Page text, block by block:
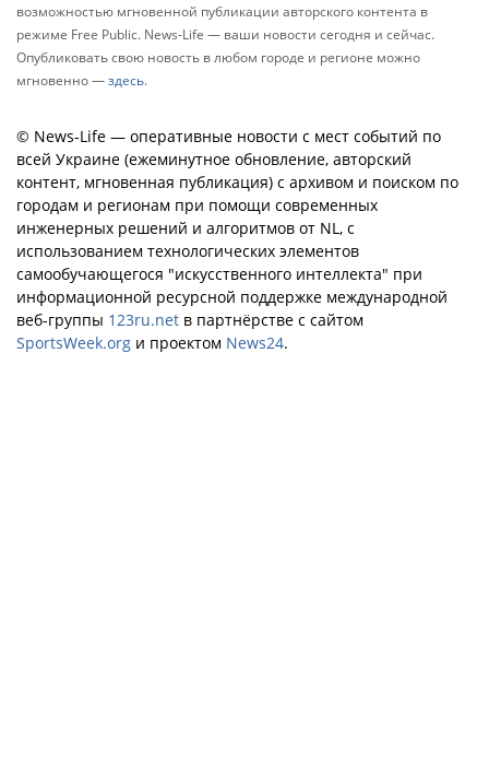
возможностью мгновенной публикации авторского контента в
режиме Free Public. News-Life — ваши новости сегодня и сейчас.
Опубликовать свою новость в любом городе и регионе можно
мгновенно —здесь.
© News-Life — оперативные новости с мест событий по
всей Украине (ежеминутное обновление, авторский
контент, мгновенная публикация) с архивом и поиском по
городам и регионам при помощи современных
инженерных решений и алгоритмов от NL, с
использованием технологических элементов
самообучающегося "искусственного интеллекта" при
информационной ресурсной поддержке международной
веб-группы 123ru.net в партнёрстве с сайтом
SportsWeek.org и проектом News24.